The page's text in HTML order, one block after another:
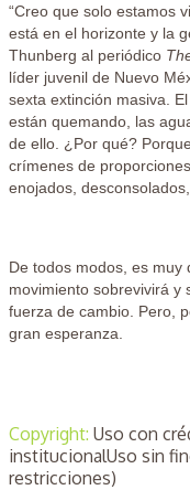
“Creo que solo estamos
está en el horizonte y la
Thunberg al periódico
líder juvenil de Nuevo
sexta extinción masiva.
están quemando, las
de ello. ¿Por qué?
crímenes de
enojados,
De todos modos, es
movimiento sobrevivirá y
fuerza de cambio. Pero,
gran esperanza.
Copyright: Uso con
institucionalUso sin
restricciones)